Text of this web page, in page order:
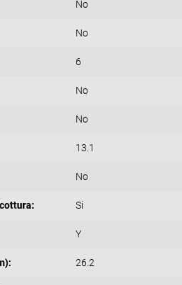
No
No
6
No
No
13.1
No
Si
Y
26.2